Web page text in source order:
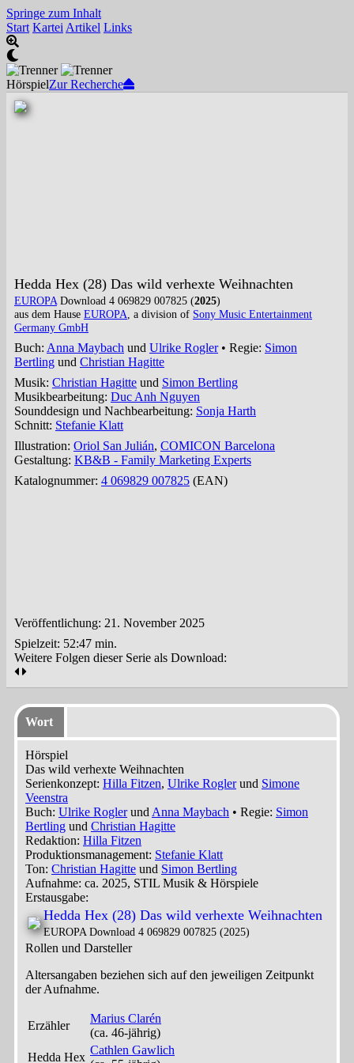
Springe zum Inhalt
Start Kartei Artikel Links
HörspielZur Recherche
Hedda Hex (28) Das wild verhexte Weihnachten
EUROPA Download 4 069829 007825 (2025)
aus dem Hause EUROPA , a division of Sony Music Entertainment
Germany GmbH
Buch: Anna Maybach und Ulrike Rogler• Regie: Simon
Bertling und Christian Hagitte
Musik: Christian Hagitte und Simon Bertling
Musikbearbeitung: Duc Anh Nguyen
Sounddesign und Nachbearbeitung: Sonja Harth
Schnitt: Stefanie Klatt
Illustration: Oriol San Julián, COMICON Barcelona
Gestaltung: KB&B - Family Marketing Experts
Katalognummer: 4 069829 007825 (EAN)
Veröffentlichung: 21. November 2025
Spielzeit: 52:47 min.
Weitere Folgen dieser Serie als Download:
Wort
Hörspiel
Das wild verhexte Weihnachten
Serienkonzept: Hilla Fitzen, Ulrike Roglerund Simone
Veenstra
Buch: Ulrike Roglerund Anna Maybach • Regie: Simon
Bertling und Christian Hagitte
Redaktion: Hilla Fitzen
Produktionsmanagement: Stefanie Klatt
Ton: Christian Hagitte und Simon Bertling
Aufnahme: ca. 2025, STIL Musik & Hörspiele
Erstausgabe:
Hedda Hex (28) Das wild verhexte Weihnachten
EUROPA Download 4 069829 007825 (2025)
Rollen und Darsteller
Altersangaben beziehen sich auf den jeweiligen Zeitpunkt
der Aufnahme.
Erzähler
Marius Clarén
(ca. 46‑jährig)
Hedda Hex
Cathlen Gawlich